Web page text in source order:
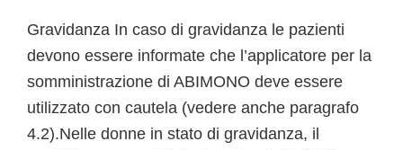
Gravidanza In caso di gravidanza le pazienti
devono essere informate che l’applicatore per la
somministrazione di ABIMONO deve essere
utilizzato con cautela (vedere anche paragrafo
4.2).Nelle donne in stato di gravidanza, il